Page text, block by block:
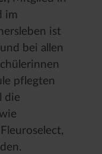
im
ist
bei allen
pflegten
die